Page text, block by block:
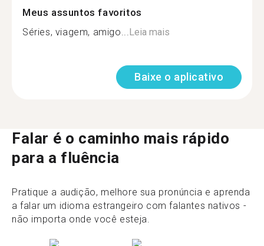
Meus assuntos favoritos
Séries, viagem, amigo... Leia mais
Baixe o aplicativo
Falar é o caminho mais rápido
para a fluência
Pratique a audição, melhore sua pronúncia e aprenda
a falar um idioma estrangeiro com falantes nativos -
não importa onde você esteja.